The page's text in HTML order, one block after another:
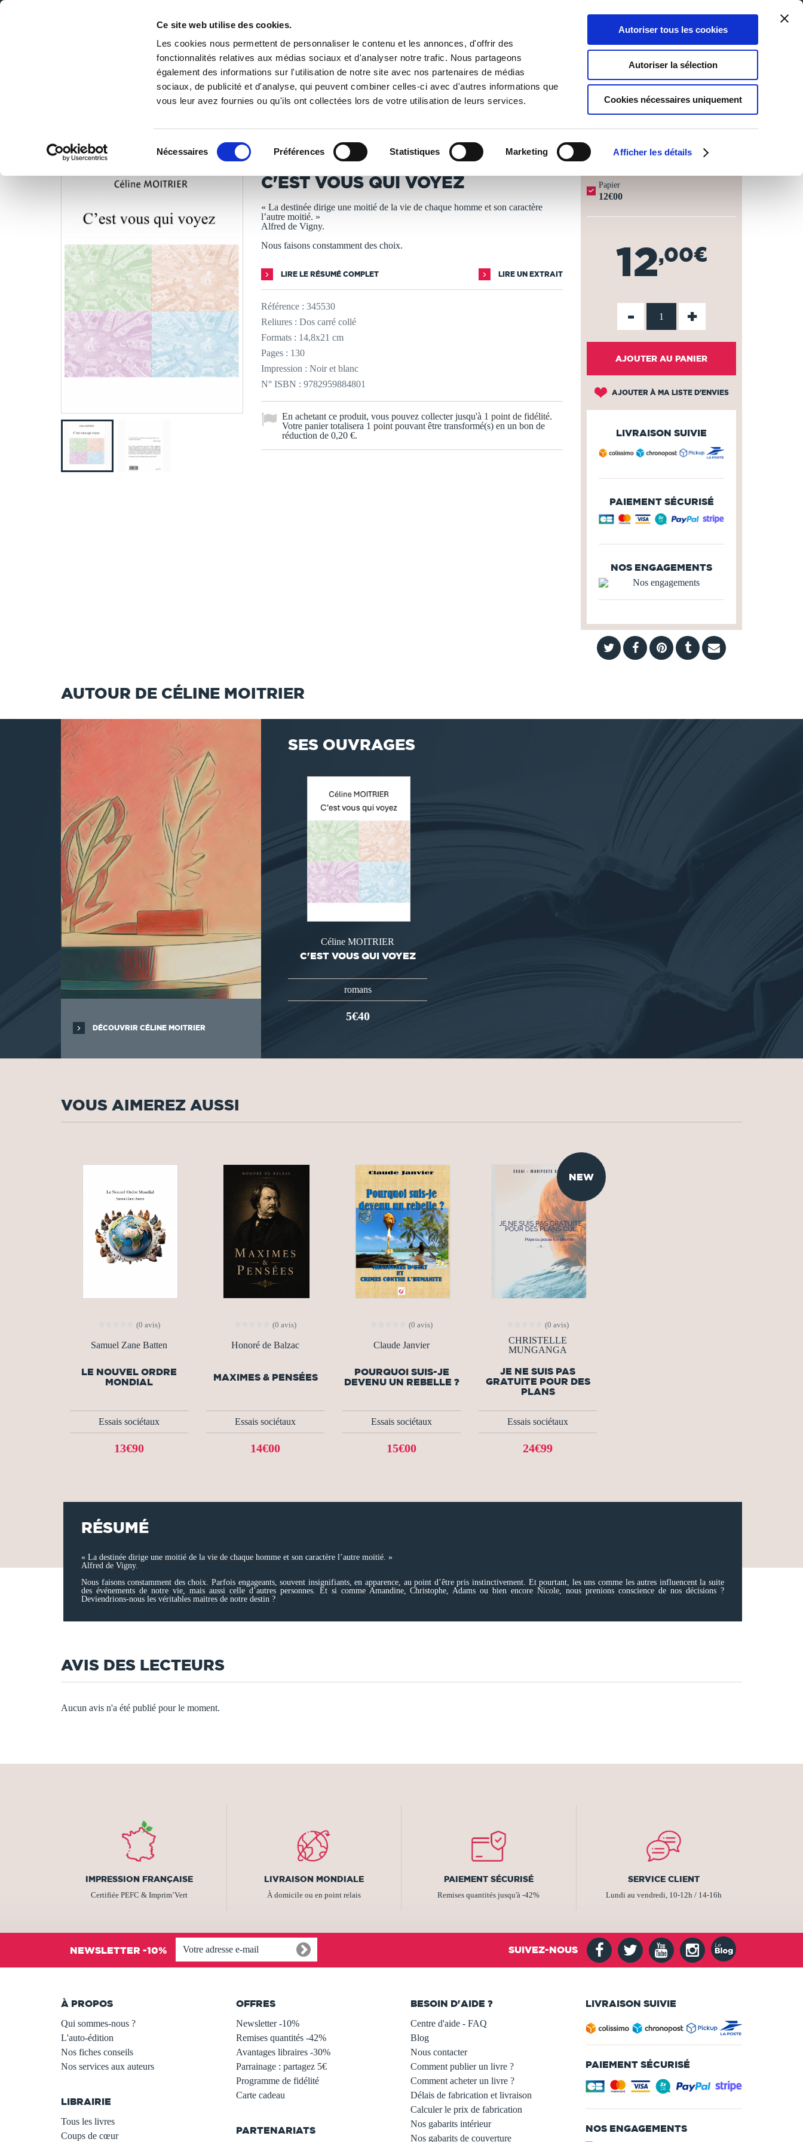
Ce site web utilise des cookies.
Les cookies nous permettent de personnaliser le contenu et les annonces, d'offrir des
fonctionnalités relatives aux médias sociaux et d'analyser notre trafic. Nous partageons
également des informations sur l'utilisation de notre site avec nos partenaires de médias
sociaux, de publicité et d'analyse, qui peuvent combiner celles-ci avec d'autres informations que
vous leur avez fournies ou qu'ils ont collectées lors de votre utilisation de leurs services.
Nécessaires Préférences Statistiques Marketing Afficher les détails
Autoriser tous les cookies
Autoriser la sélection
Cookies nécessaires uniquement
DE LA PAGE BLANCHE... AU BEST SELLER
0
Panier
0
Ma liste
Connexion
PUBLIER UN LIVRE LIBRAIRIE
/ Littérature / Romans / C'est vous qui voyez
LES LIVRES SONT IMPRIMÉS À LA DEMANDE - DÉLAI ACTUEL : 3 À 5 JOURS OUVRÉS ⏱️
Céline MOITRIER
C'EST VOUS QUI VOYEZ
« La destinée dirige une moitié de la vie de chaque homme et son caractère
l’autre moitié. »
Alfred de Vigny.
Nous faisons constamment des choix.
LIRE LE RÉSUMÉ COMPLET LIRE UN EXTRAIT
Référence : 345530
Reliures : Dos carré collé
Formats : 14,8x21 cm
Pages : 130
Impression : Noir et blanc
N° ISBN : 9782959884801
En achetant ce produit, vous pouvez collecter jusqu'à 1 point de fidélité.
Votre panier totalisera 1 point pouvant être transformé(s) en un bon de
réduction de 0,20 €.
Papier
12€00
12,00€
- +
AJOUTER AU PANIER
AJOUTER À MA LISTE D'ENVIES
LIVRAISON SUIVIE
PAIEMENT SÉCURISÉ
NOS ENGAGEMENTS
AUTOUR DE CÉLINE MOITRIER
DÉCOUVRIR CÉLINE MOITRIER
SES OUVRAGES
Céline MOITRIER
C'EST VOUS QUI VOYEZ
romans
5€40
VOUS AIMEREZ AUSSI
(0 avis)
Samuel Zane Batten
LE NOUVEL ORDRE
MONDIAL
Essais sociétaux
13€90
(0 avis)
Honoré de Balzac
MAXIMES & PENSÉES
Essais sociétaux
14€00
(0 avis)
Claude Janvier
POURQUOI SUIS-JE
DEVENU UN REBELLE ?
Essais sociétaux
15€00
NEW
(0 avis)
CHRISTELLE
MUNGANGA
JE NE SUIS PAS
GRATUITE POUR DES
PLANS
Essais sociétaux
24€99
RÉSUMÉ
« La destinée dirige une moitié de la vie de chaque homme et son caractère l’autre moitié. »
Alfred de Vigny.
Nous faisons constamment des choix. Parfois engageants, souvent insignifiants, en apparence, au point d’être pris instinctivement. Et pourtant, les uns comme les autres influencent la suite
des événements de notre vie, mais aussi celle d’autres personnes. Et si comme Amandine, Christophe, Adams ou bien encore Nicole, nous prenions conscience de nos décisions ?
Deviendrions-nous les véritables maitres de notre destin ?
AVIS DES LECTEURS
Aucun avis n'a été publié pour le moment.
IMPRESSION FRANÇAISE
Certifiée PEFC & Imprim’Vert
LIVRAISON MONDIALE
À domicile ou en point relais
PAIEMENT SÉCURISÉ
Remises quantités jusqu'à -42%
SERVICE CLIENT
Lundi au vendredi, 10-12h / 14-16h
NEWSLETTER -10% SUIVEZ-NOUS
À PROPOS
Qui sommes-nous ?
L'auto-édition
Nos fiches conseils
Nos services aux auteurs
LIBRAIRIE
Tous les livres
Coups de cœur
OFFRES
Newsletter -10%
Remises quantités -42%
Avantages libraires -30%
Parrainage : partagez 5€
Programme de fidélité
Carte cadeau
PARTENARIATS
BESOIN D'AIDE ?
Centre d'aide - FAQ
Blog
Nous contacter
Comment publier un livre ?
Comment acheter un livre ?
Délais de fabrication et livraison
Calculer le prix de fabrication
Nos gabarits intérieur
Nos gabarits de couverture
LIVRAISON SUIVIE
PAIEMENT SÉCURISÉ
NOS ENGAGEMENTS